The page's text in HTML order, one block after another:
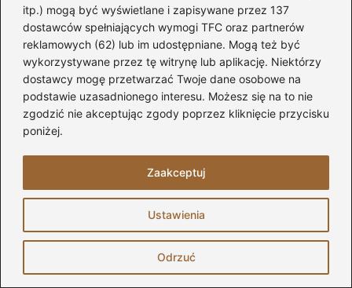
itp.) mogą być wyświetlane i zapisywane przez 137
dostawców spełniających wymogi TFC oraz partnerów
reklamowych (62) lub im udostępniane. Mogą też być
wykorzystywane przez tę witrynę lub aplikację. Niektórzy
dostawcy mogę przetwarzać Twoje dane osobowe na
podstawie uzasadnionego interesu. Możesz się na to nie
zgodzić nie akceptując zgody poprzez kliknięcie przycisku
poniżej.
Ustawienia
Odrzuć
Zaakceptuj
drzwiach wewnętrznych – jak uniknąć
typowych błędów
Jak skutecznie pomalować beton
dekoracyjny, by cieszyć się trwałym
efektem?
Jaką gładź wybrać do łazienki, aby
skutecznie zwalczyć wilgoć i pleśń?
Jak ustalić kolejność prac: podbitka czy
elewacja na pierwszym miejscu?